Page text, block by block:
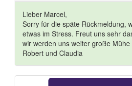
Lieber Marcel,
Sorry für die späte Rückmeldung,
etwas im Stress. Freut uns sehr
wir werden uns weiter große
Robert und Claudia